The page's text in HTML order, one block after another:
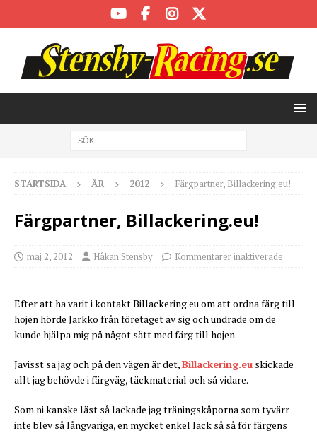
STARTSIDA ÅR 2012 Färgpartner, Billackering.eu!
Färgpartner, Billackering.eu!
maj 2, 2012 Håkan Stensby Kommentarer inaktiverade
Efter att ha varit i kontakt Billackering.eu om att ordna färg till
hojen hörde Jarkko från företaget av sig och undrade om de
kunde hjälpa mig på något sätt med färg till hojen.
Javisst sa jag och på den vägen är det,Billackering.eu skickade
allt jag behövde i färgväg, täckmaterial och så vidare.
Som ni kanske läst så lackade jag träningskåporna som tyvärr
inte blev så långvariga, en mycket enkel lack så så för färgens